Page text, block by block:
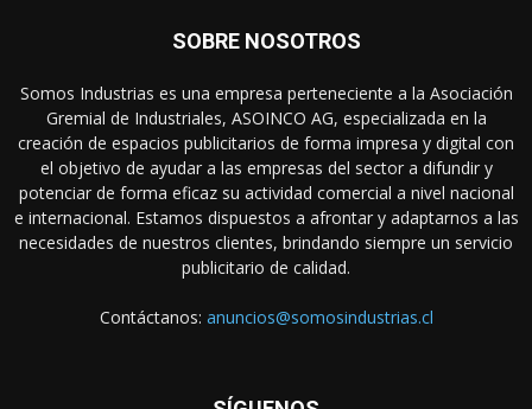
SOBRE NOSOTROS
Somos Industrias es una empresa perteneciente a la Asociación
Gremial de Industriales, ASOINCO AG, especializada en la
creación de espacios publicitarios de forma impresa y digital con
el objetivo de ayudar a las empresas del sector a difundir y
potenciar de forma eficaz su actividad comercial a nivel nacional
e internacional. Estamos dispuestos a afrontar y adaptarnos a las
necesidades de nuestros clientes, brindando siempre un servicio
publicitario de calidad.
Contáctanos: anuncios@somosindustrias.cl